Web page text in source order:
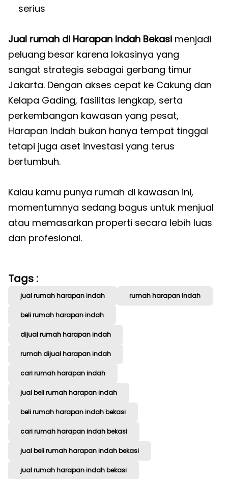
serius
Jual rumah di Harapan Indah Bekasi menjadi
peluang besar karena lokasinya yang
sangat strategis sebagai gerbang timur
Jakarta. Dengan akses cepat ke Cakung dan
Kelapa Gading, fasilitas lengkap, serta
perkembangan kawasan yang pesat,
Harapan Indah bukan hanya tempat tinggal
tetapi juga aset investasi yang terus
bertumbuh.
Kalau kamu punya rumah di kawasan ini,
momentumnya sedang bagus untuk menjual
atau memasarkan properti secara lebih luas
dan profesional.
Tags :
jual rumah harapan indah rumah harapan indah
beli rumah harapan indah
dijual rumah harapan indah
rumah dijual harapan indah
cari rumah harapan indah
jual beli rumah harapan indah
beli rumah harapan indah bekasi
cari rumah harapan indah bekasi
jual beli rumah harapan indah bekasi
jual rumah harapan indah bekasi